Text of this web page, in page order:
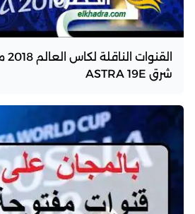
شرق ASTRA 19E